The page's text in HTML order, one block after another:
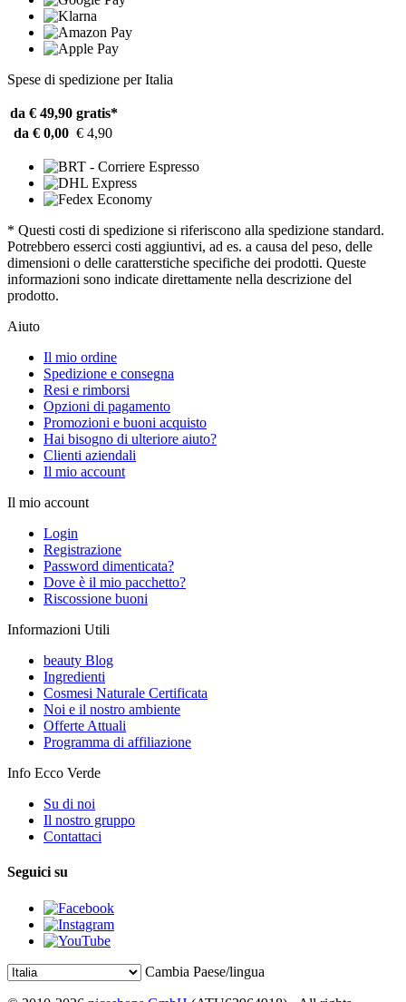
Spese di spedizione per Italia
da € 49,90 gratis*
da € 0,00 € 4,90
* Questi costi di spedizione si riferiscono alla spedizione standard.
Potrebbero esserci costi aggiuntivi, ad es. a causa del peso, delle
dimensioni o delle caratterstiche specifiche dei prodotti. Queste
informazioni sono indicate direttamente nella descrizione del
prodotto.
Aiuto
Il mio ordine
Spedizione e consegna
Resi e rimborsi
Opzioni di pagamento
Promozioni e buoni acquisto
Hai bisogno di ulteriore aiuto?
Clienti aziendali
Il mio account
Il mio account
Login
Registrazione
Password dimenticata?
Dove è il mio pacchetto?
Riscossione buoni
Informazioni Utili
beauty Blog
Ingredienti
Cosmesi Naturale Certificata
Noi e il nostro ambiente
Offerte Attuali
Programma di affiliazione
Info Ecco Verde
Su di noi
Il nostro gruppo
Contattaci
Seguici su
Cambia Paese/lingua